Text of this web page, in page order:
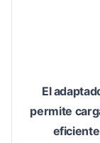
El
permite